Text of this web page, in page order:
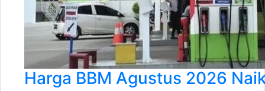
Harga BBM Agustus 2026